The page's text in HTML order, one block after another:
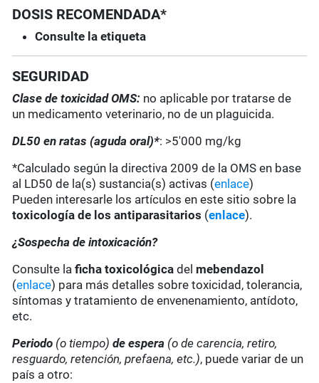
DOSIS RECOMENDADA*
Consulte la etiqueta
SEGURIDAD
Clase de toxicidad OMS: no aplicable por tratarse de
un medicamento veterinario, no de un plaguicida.
DL50 en ratas (aguda oral)*: >5'000 mg/kg
*Calculado según la directiva 2009 de la OMS en base
al LD50 de la(s) sustancia(s) activas (enlace)
Pueden interesarle los artículos en este sitio sobre la
toxicología de los antiparasitarios (enlace).
¿Sospecha de intoxicación?
Consulte laficha toxicológica del mebendazol
(enlace) para más detalles sobre toxicidad, tolerancia,
síntomas y tratamiento de envenenamiento, antídoto,
etc.
Periodo (o tiempo) de espera (o de carencia, retiro,
resguardo, retención, prefaena, etc.), puede variar de un
país a otro: